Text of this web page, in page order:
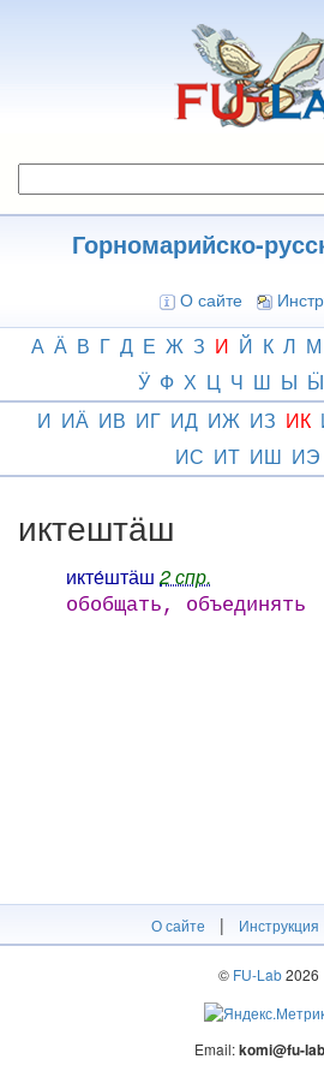
Горномарийско-
О сайте
А Ӓ В Г Д Е Ж З И Й К Л М
Ӱ Ф Х Ц Ч Ш Ы Ӹ
И ИӒ ИВ ИГ ИД ИЖ ИЗ ИК
ИС ИТ ИШ ИЭ
иктештӓш
икте́штӓш2 спр.
обобщать, объединять
О сайте | Инструкция
© FU-Lab2026
Email:komi@fu-